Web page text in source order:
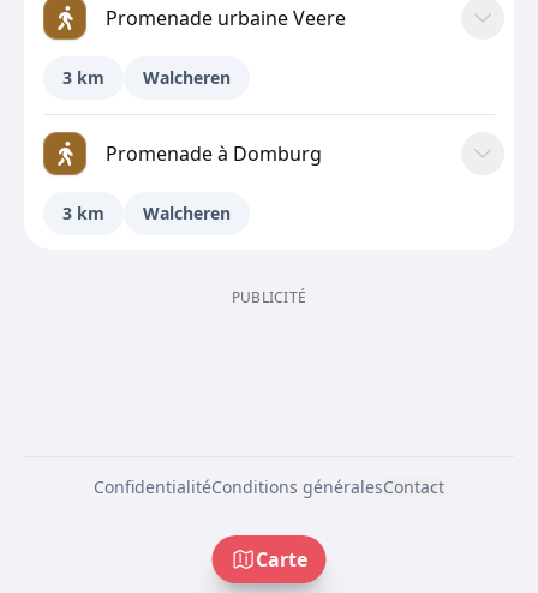
Promenade urbaine Veere
3 km Walcheren
Promenade à Domburg
3 km Walcheren
PUBLICITÉ
ConfidentialitéConditions généralesContact
Carte